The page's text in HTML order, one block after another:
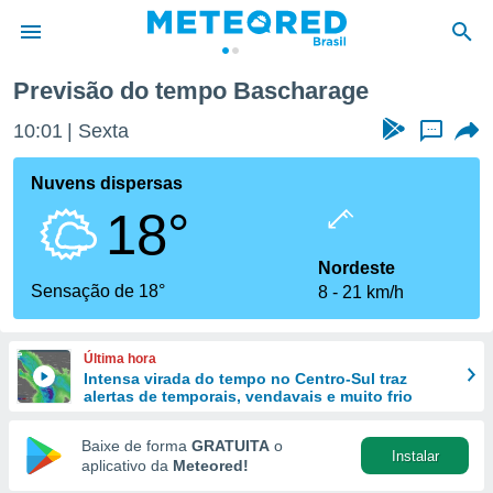
da
fornecidas
a este
das
e
forma
digital
Previsão do tempo Bascharage
10:01 Sexta ...
Nuvens dispersas
18°
Sensação de 18°
Nordeste
8
21 km/h
Última hora
Intensa virada do tempo no Centro-Sul traz
alertas de temporais, vendavais e muito frio
Baixe de forma GRATUITA o
aplicativo da Meteored!
Instalar